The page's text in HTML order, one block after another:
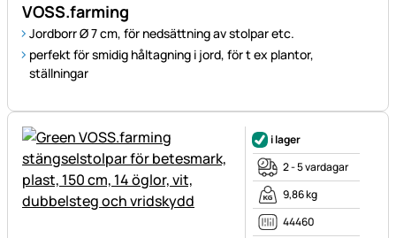
VOSS.farming
Jordborr Ø 7 cm, för nedsättning av stolpar etc.
perfekt för smidig håltagning i jord, för t ex plantor,
ställningar
i lager
2 - 5 vardagar
9,86 kg
44460